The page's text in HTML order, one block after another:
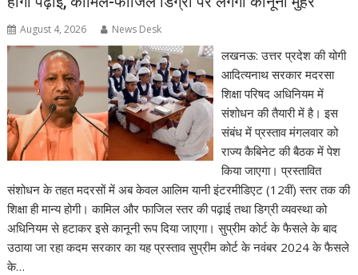
August 4, 2026 News Desk
लखनऊ: उत्तर प्रदेश की योगी
आदित्यनाथ सरकार मदरसा
शिक्षा परिषद अधिनियम में
संशोधन की तैयारी में है। इस
संबंध में प्रस्ताव मंगलवार को
राज्य कैबिनेट की बैठक में पेश
किया जाएगा। प्रस्तावित
संशोधन के तहत मदरसों में अब केवल आलिम यानी इंटरमीडिएट (12वीं) स्तर तक की
शिक्षा ही मान्य होगी। कामिल और फाजिल स्तर की पढ़ाई तथा डिग्री व्यवस्था को
अधिनियम से हटाकर इसे कानूनी रूप दिया जाएगा। सुप्रीम कोर्ट के फैसले के बाद
उठाया जा रहा कदम सरकार का यह प्रस्ताव सुप्रीम कोर्ट के नवंबर 2024 के फैसले
के…